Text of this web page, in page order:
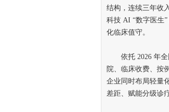
结构，连续三年收
科技 AI “数字医生
化临床值守。
依托 2026 年全
院、临床收费、按
企业同时布局轻量
差距、赋能分级诊